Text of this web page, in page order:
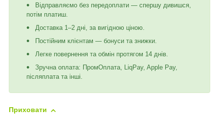
Відправляємо без передоплати — спершу дивишся,
потім платиш.
Доставка 1–2 дні, за вигідною ціною.
Постійним клієнтам — бонуси та знижки.
Легке повернення та обмін протягом 14 днів.
Зручна оплата: ПромОплата, LiqPay, Apple Pay,
післяплата та інші.
Приховати